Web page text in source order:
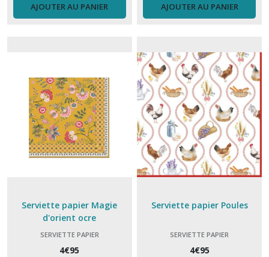
AJOUTER AU PANIER AJOUTER AU PANIER
Serviette papier Magie
d'orient ocre
SERVIETTE PAPIER
4€95
Serviette papier Poules
SERVIETTE PAPIER
4€95
Tablier
Thèiére
(3)
Tisanière
Tasse